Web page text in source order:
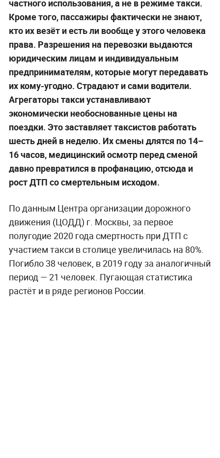
частного использования, а не в режиме такси.
Кроме того, пассажиры фактически не знают,
кто их везёт и есть ли вообще у этого человека
права. Разрешения на перевозки выдаются
юридическим лицам и индивидуальным
предпринимателям, которые могут передавать
их кому-угодно. Страдают и сами водители.
Агрегаторы такси устанавливают
экономически необоснованные цены на
поездки. Это заставляет таксистов работать
шесть дней в неделю. Их смены длятся по 14–
16 часов, медицинский осмотр перед сменой
давно превратился в профанацию, отсюда и
рост ДТП со смертельным исходом.
По данным Центра организации дорожного
движения (ЦОДД) г. Москвы, за первое
полугодие 2020 года смертность при ДТП с
участием такси в столице увеличилась на 80%.
Погибло 38 человек, в 2019 году за аналогичный
период — 21 человек. Пугающая статистика
растёт и в ряде регионов России.